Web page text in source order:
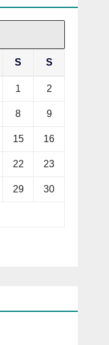
S S
1 2
8 9
15 16
22 23
29 30